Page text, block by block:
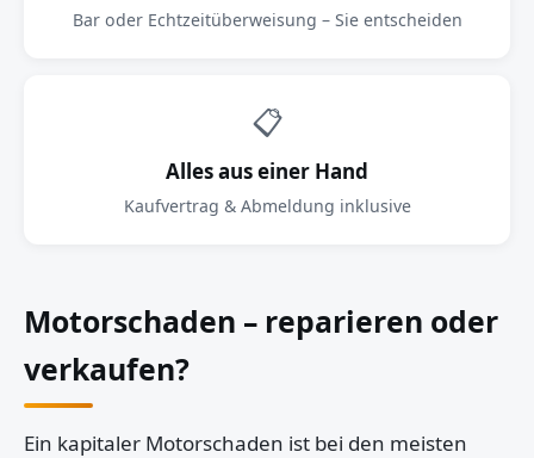
Bar oder Echtzeitüberweisung – Sie entscheiden
📋
Alles aus einer Hand
Kaufvertrag & Abmeldung inklusive
Motorschaden – reparieren oder
verkaufen?
Ein kapitaler Motorschaden ist bei den meisten